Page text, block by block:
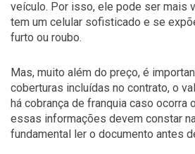
veículo. Por isso, ele pode ser mais
tem um celular sofisticado e se
furto ou roubo.
Mas, muito além do preço, é
coberturas incluídas no contrato, o
há cobrança de franquia caso ocorra
essas informações devem constar
fundamental ler o documento antes